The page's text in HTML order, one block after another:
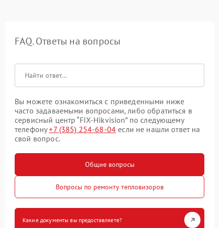
FAQ. Ответы на вопросы
Вы можете ознакомиться с приведенными ниже
часто задаваемыми вопросами, либо обратиться в
сервисный центр “FIX-Hikvision” по следующему
телефону+7 (385) 254-68-04 если не нашли ответ на
свой вопрос.
Общие вопросы
Вопросы по ремонту тепловизоров
Какие документы вы предоставляете?